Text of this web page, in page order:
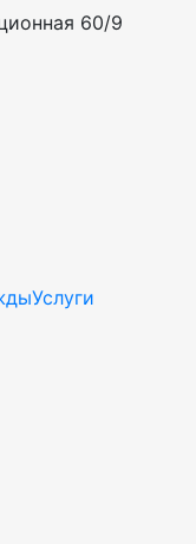
60/9
Услуги